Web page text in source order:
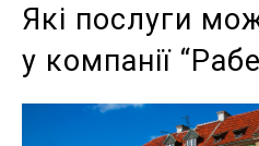
Які послуги
у компанії